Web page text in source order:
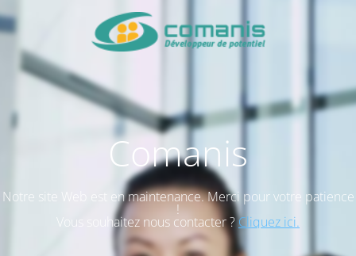
Comanis
Notre site Web est en maintenance. Merci pour votre patience
!
Vous souhaitez nous contacter ? Cliquez ici.